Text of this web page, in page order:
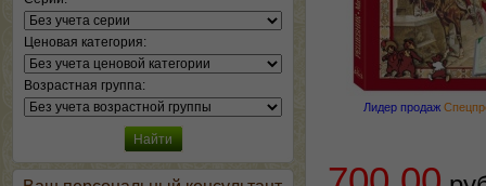
Ценовая категория:
Возрастная группа:
Лидер продаж